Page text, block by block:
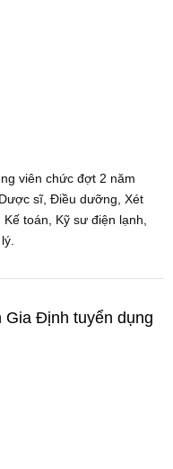
viên chức đợt 2 năm
sĩ, Điều dưỡng, Xét
toán, Kỹ sư điện lạnh,
Gia Định tuyển dụng